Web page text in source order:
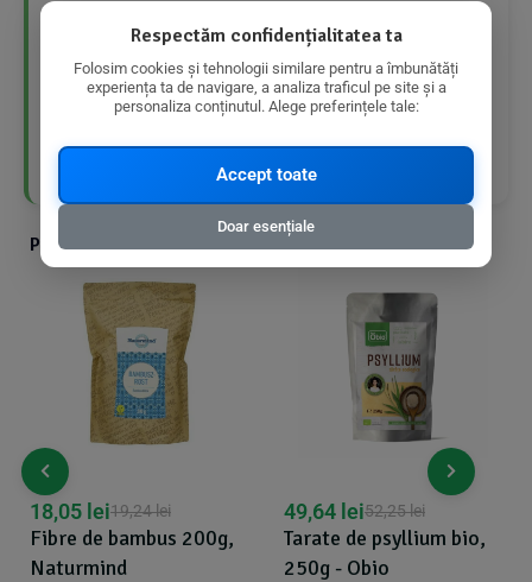
Ajută la creșterea rezistenței oaselor
Stimulează creșterea bacteriilor benefice
pentru colon
Produse din aceeasi categorie cu produsul ales
Fibre de bambus 200g,
Naturmind
19,24lei
18,05 lei
Tarate de psyllium bio,
250g - Obio
52,25lei
49,64 lei
Respectăm confidențialitatea ta
Folosim cookies și tehnologii similare pentru a îmbunătăți
experiența ta de navigare, a analiza traficul pe site și a
personaliza conținutul. Alege preferințele tale:
Accept toate
Doar esențiale